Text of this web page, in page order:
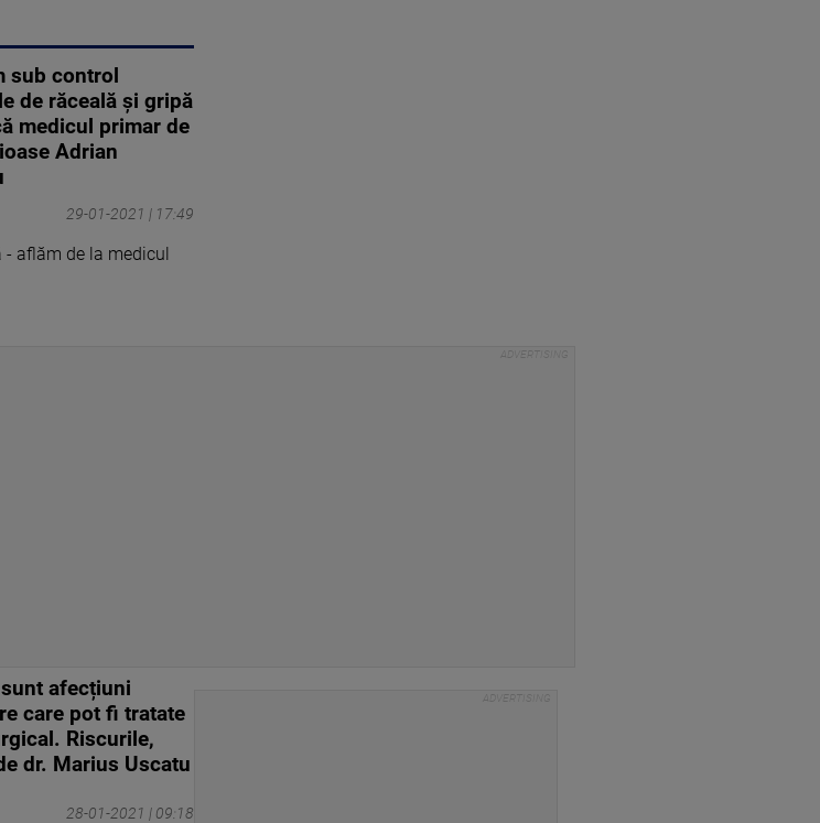
29-01-2021 | 17:49
sub control
de răceală şi gripă
medicul primar de
Adrian
aflăm de la medicul
28-01-2021 | 09:18
afecțiuni
care pot fi tratate
Riscurile,
dr. Marius Uscatu